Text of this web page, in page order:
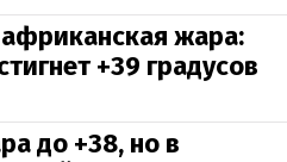
жара:
+39 градусов
до +38, но в